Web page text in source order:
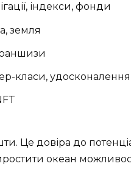
індекси, фонди
земля
класи,
Це довіра до
океан